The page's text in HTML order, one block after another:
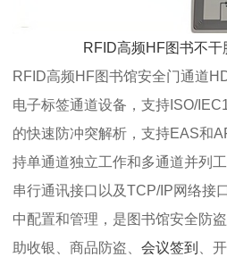
RFID高频HF图书不
RFID高频HF图书馆安全门通道
电子标签通道设备，支持ISO/
的快速防冲突解析，支持EAS和
持单通道独立工作和多通道并列
串行通讯接口以及TCP/IP网络接
中配置和管理，是图书馆安全防
助收银、商品防盗、 会议签到
、